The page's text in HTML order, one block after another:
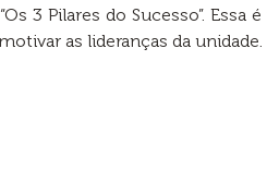
3 Pilares do Sucesso”.
as lideranças da unidade.